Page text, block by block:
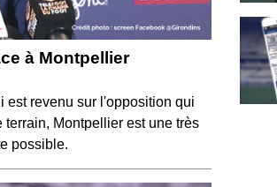
à Montpellier
est revenu sur l'opposition qui
Montpellier est une très
possible.